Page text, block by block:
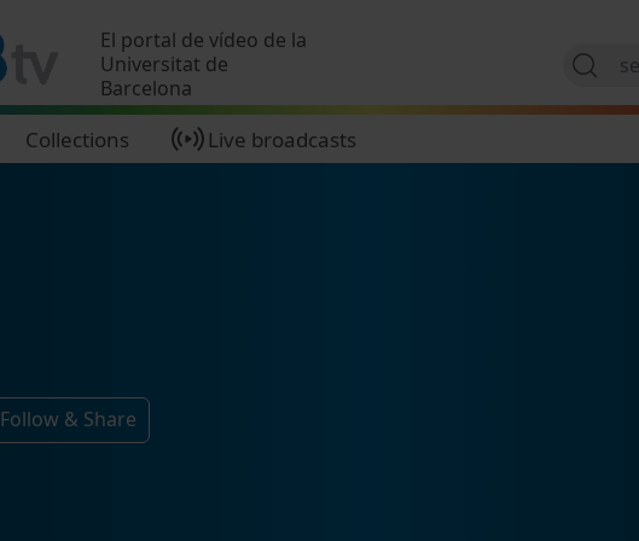
El portal de vídeo de la
Universitat de
Barcelona
Collections Live broadcasts
Follow & Share